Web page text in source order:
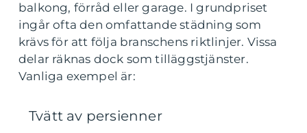
balkong, förråd eller garage. I grundpriset
ingår ofta den omfattande städning som
krävs för att följa branschens riktlinjer. Vissa
delar räknas dock som tilläggstjänster.
Vanliga exempel är:
Tvätt av persienner